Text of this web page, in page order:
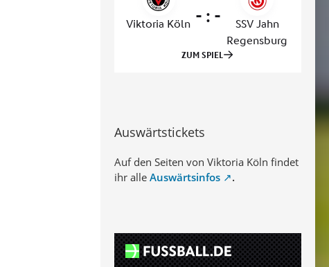
Auswärtstickets
Auf den Seiten von Viktoria Köln findet
ihr alle Auswärtsinfos .